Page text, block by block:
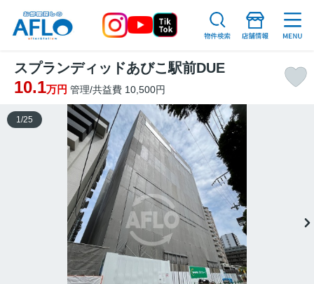
スプランディッドあびこ駅前DUE
10.1万円 管理/共益費 10,500円
1 /25